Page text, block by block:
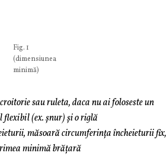
Fig. 1
(dimensiunea
minimă)
sau ruleta, daca nu ai foloseste un
flexibil (ex. șnur) și o riglă
măsoară circumferința încheieturii fix,
minimă brățară